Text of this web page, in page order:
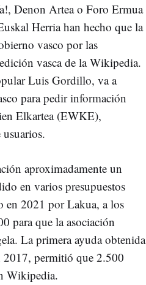
Denon Artea o Foro Ermua
Herria han hecho que la
vasco por las
vasca de la Wikipedia.
Luis Gordillo, va a
para pedir información
Elkartea (EWKE),
aproximadamente un
en varios presupuestos
en 2021 por Lakua, a los
para que la asociación
La primera ayuda obtenida
2017, permitió que 2.500
Wikipedia.